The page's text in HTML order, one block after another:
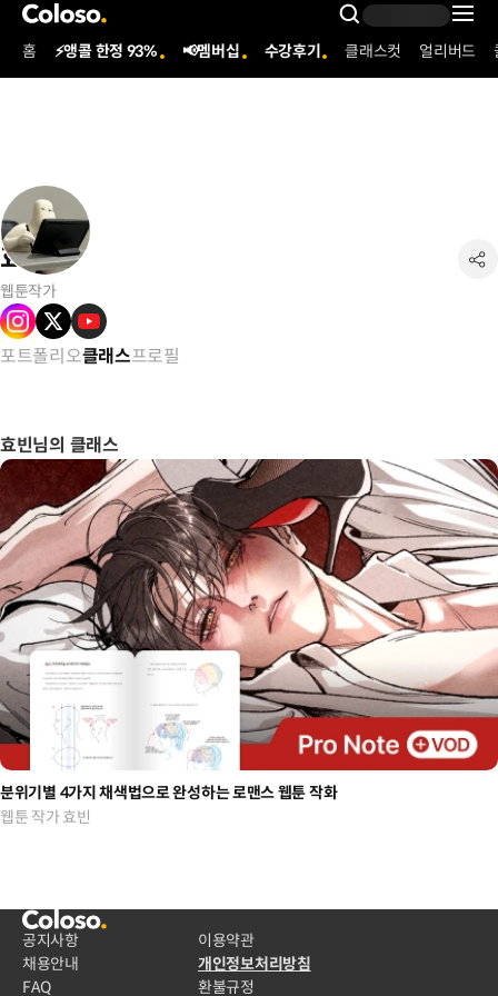
콜로소
Search
Coloso Menu
홈 ⚡앵콜 한정 93% 📢멤버십 수강후기 클래스컷 얼리버드
효빈
웹툰작가
포트폴리오클래스프로필
효빈님의 클래스
분위기별 4가지 채색법으로 완성하는 로맨스 웹툰 작화
웹툰 작가 효빈
공지사항
채용안내
FAQ
이용약관
개인정보처리방침
환불규정